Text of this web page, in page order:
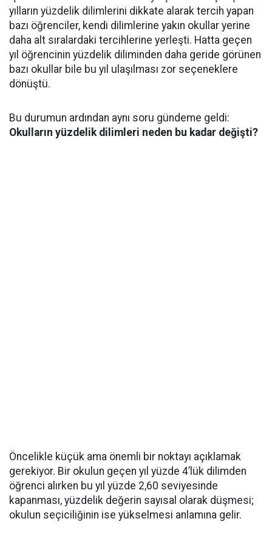
yılların yüzdelik dilimlerini dikkate alarak tercih yapan
bazı öğrenciler, kendi dilimlerine yakın okullar yerine
daha alt sıralardaki tercihlerine yerleşti. Hatta geçen
yıl öğrencinin yüzdelik diliminden daha geride görünen
bazı okullar bile bu yıl ulaşılması zor seçeneklere
dönüştü.
Bu durumun ardından aynı soru gündeme geldi:
Okulların yüzdelik dilimleri neden bu kadar değişti?
Öncelikle küçük ama önemli bir noktayı açıklamak
gerekiyor. Bir okulun geçen yıl yüzde 4’lük dilimden
öğrenci alırken bu yıl yüzde 2,60 seviyesinde
kapanması, yüzdelik değerin sayısal olarak düşmesi;
okulun seçiciliğinin ise yükselmesi anlamına gelir.